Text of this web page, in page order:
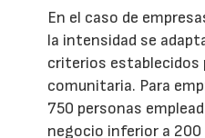
En el caso de
la intensidad se
criterios establecidos
comunitaria. Para
750 personas
negocio inferior a 200